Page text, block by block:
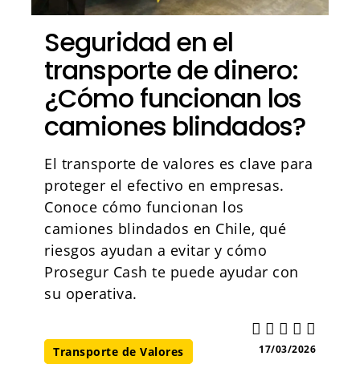
Seguridad en el
transporte de dinero:
¿Cómo funcionan los
camiones blindados?
El transporte de valores es clave para
proteger el efectivo en empresas.
Conoce cómo funcionan los
camiones blindados en Chile, qué
riesgos ayudan a evitar y cómo
Prosegur Cash te puede ayudar con
su operativa.
Transporte de Valores 17/03/2026